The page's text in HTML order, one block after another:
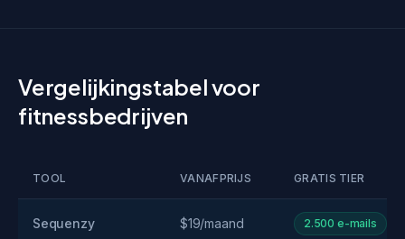
Vergelijkingstabel voor
fitnessbedrijven
TOOL VANAFPRIJS GRATIS TIER
Sequenzy $19/maand 2.500 e-mails